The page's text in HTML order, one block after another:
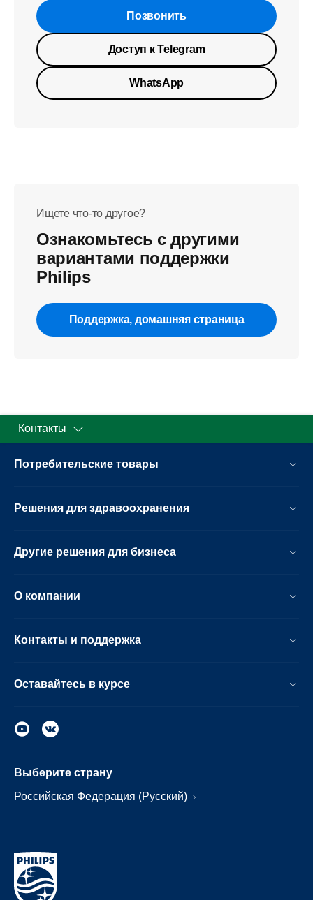
Позвонить
Доступ к Telegram
WhatsApp
Ищете что-то другое?
Ознакомьтесь с другими
вариантами поддержки
Philips
Поддержка, домашняя страница
Контакты
Потребительские товары
Решения для здравоохранения
Другие решения для бизнеса
О компании
Контакты и поддержка
Оставайтесь в курсе
Выберите страну
Российская Федерация (Русский)